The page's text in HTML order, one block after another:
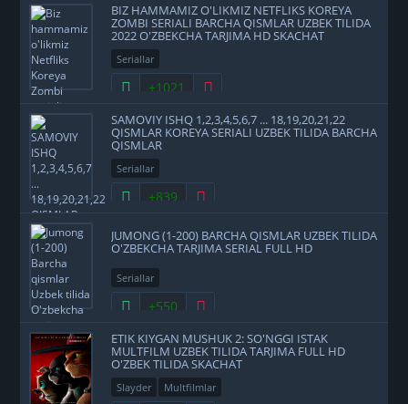
BIZ HAMMAMIZ O'LIKMIZ NETFLIKS KOREYA
ZOMBI SERIALI BARCHA QISMLAR UZBEK TILIDA
2022 O'ZBEKCHA TARJIMA HD SKACHAT
Seriallar
+1021
SAMOVIY ISHQ 1,2,3,4,5,6,7 ... 18,19,20,21,22
QISMLAR KOREYA SERIALI UZBEK TILIDA BARCHA
QISMLAR
Seriallar
+839
JUMONG (1-200) BARCHA QISMLAR UZBEK TILIDA
O'ZBEKCHA TARJIMA SERIAL FULL HD
Seriallar
+550
ETIK KIYGAN MUSHUK 2: SO'NGGI ISTAK
MULTFILM UZBEK TILIDA TARJIMA FULL HD
O'ZBEK TILIDA SKACHAT
Slayder Multfilmlar